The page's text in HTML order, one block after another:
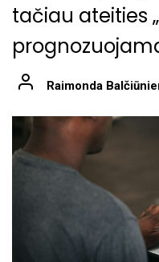
tačiau ateities
Raimonda